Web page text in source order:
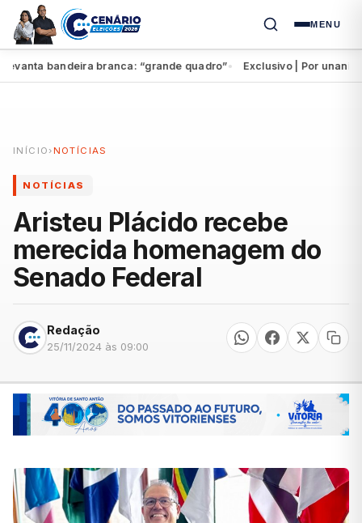
MENU
bandeira branca: “grande quadro” ● Exclusivo | Por
INÍCIO › NOTÍCIAS
NOTÍCIAS
Aristeu Plácido recebe
merecida homenagem do
Senado Federal
Redação
25/11/2024 às 09:00